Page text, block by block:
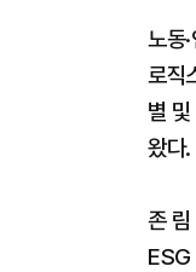
노동
로직
별
왔다.
존
ESG